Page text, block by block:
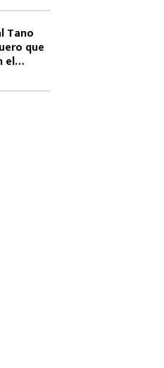
Tano
que
el